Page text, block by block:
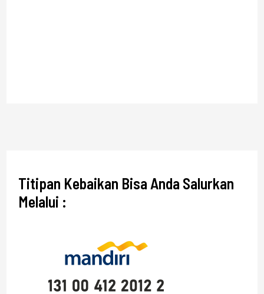
Titipan Kebaikan Bisa Anda Salurkan
Melalui :